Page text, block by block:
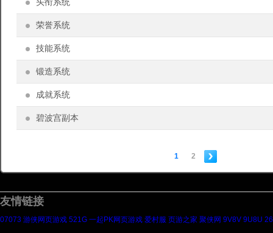
荣誉系统
技能系统
锻造系统
成就系统
碧波宫副本
1 2
友情链接
07073 游侠网页游戏 521G 一起PK网页游戏 爱村服 页游之家 聚侠网 9V8V 9U8U